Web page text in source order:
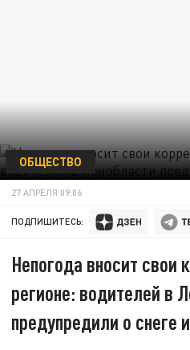
ОБЩЕСТВО
27 АПРЕЛЯ 09:06
ПОДПИШИТЕСЬ:
Непогода вносит свои
регионе: водителей в
предупредили о снеге